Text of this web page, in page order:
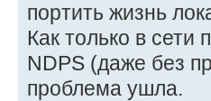
портить жизнь
Как только в
NDPS (даже без
проблема ушла.